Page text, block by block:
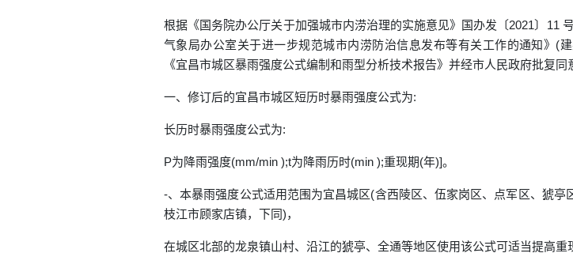
根据《国务院办公厅关于加强城市内涝治理的实施意见》国办发〔2021〕11
气象局办公室关于进一步规范城市内涝防治信息发布等有关工作的通知》(
《宜昌市城区暴雨强度公式编制和雨型分析技术报告》并经市人民政府批复
一、修订后的宜昌市城区短历时暴雨强度公式为:
长历时暴雨强度公式为:
P为降雨强度(mm/min );t为降雨历时(min );重现期(年)]。
-、本暴雨强度公式适用范围为宜昌城区(含西陵区、伍家岗区、点军区、猇亭
枝江市顾家店镇，下同)，
在城区北部的龙泉镇山村、沿江的猇亭、全通等地区使用该公式可适当提高重